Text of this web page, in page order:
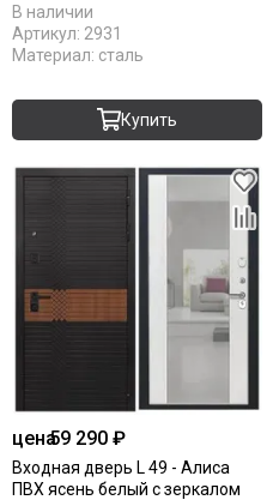
В наличии
Артикул: 2931
Материал: сталь
Купить
цена59 290 ₽
Входная дверь L 49 - Алиса
ПВХ ясень белый с зеркалом